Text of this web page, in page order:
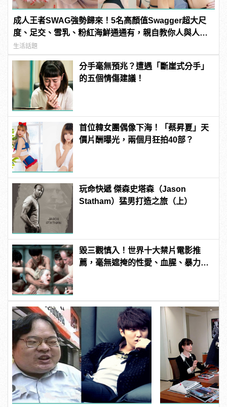
成人王者SWAG強勢歸來！5名高顏值Swagger超大尺
度、足交、雪乳、粉紅海鮮通通有，親自教你人與人的
連結！ | manfashion這樣變型男
生活話題
分手毫無預兆？遭遇「斷崖式分手」
的五個情傷建議！
首位韓女團偶像下海！「蔡昇夏」天
價片酬曝光，兩個月狂拍40部？
玩命快遞 傑森史塔森（Jason
Statham）猛男打造之旅（上）
毀三觀慎入！世界十大禁片電影推
薦，毫無遮掩的性愛、血腥、暴力、